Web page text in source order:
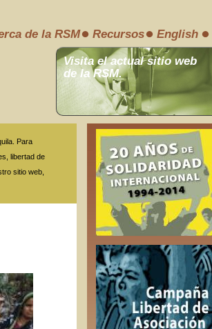
de la RSM Recursos English
Visita el actual sitio web
de la RSM.
Para
libertad de
sitio web,